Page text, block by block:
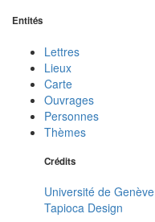
Entités
Lettres
Lieux
Carte
Ouvrages
Personnes
Thèmes
Crédits
Université de Genève
Tapioca Design